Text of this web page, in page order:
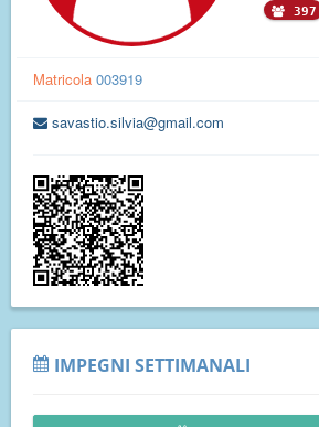
397
Matricola 003919
savastio.silvia@gmail.com
IMPEGNI SETTIMANALI